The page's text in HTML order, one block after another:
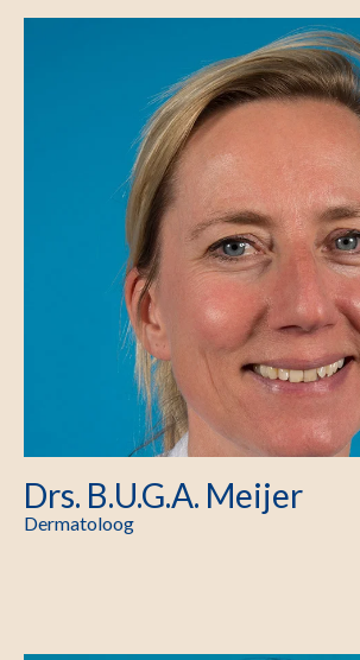
Drs. B.U.G.A. Meijer
Dermatoloog